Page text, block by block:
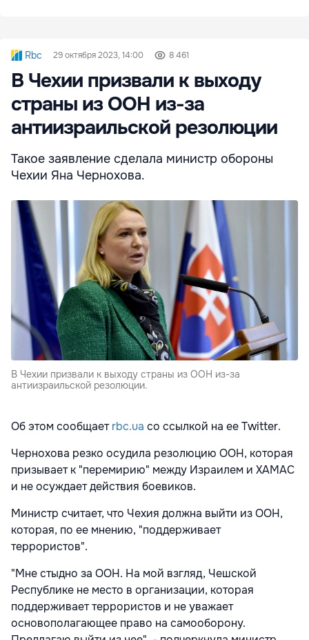
Rbc 29 октября 2023, 14:00 8 461
В Чехии призвали к выходу
страны из ООН из-за
антиизраильской резолюции
Такое заявление сделала министр обороны
Чехии Яна Чернохова.
В Чехии призвали к выходу страны из ООН из-за
антиизраильской резолюции.
Об этом сообщаетrbc.ua со ссылкой на ее Twitter.
Чернохова резко осудила резолюцию ООН, которая
призывает к "перемирию" между Израилем и ХАМАС
и не осуждает действия боевиков.
Министр считает, что Чехия должна выйти из ООН,
которая, по ее мнению, "поддерживает
террористов".
"Мне стыдно за ООН. На мой взгляд, Чешской
Республике не место в организации, которая
поддерживает террористов и не уважает
основополагающее право на самооборону.